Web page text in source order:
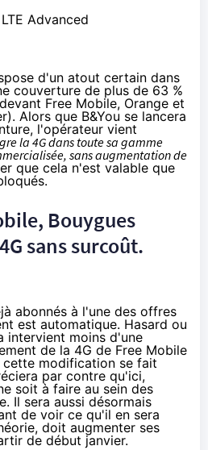
d'un atout certain dans
couverture de plus de 63 %
Free Mobile, Orange et
). Alors que B&You se lancera
l'opérateur vient
la 4G dans toute sa gamme
sans augmentation de
que cela n'est valable que
Bouygues
sans surcoût.
abonnés à l'une des offres
est automatique. Hasard ou
intervient moins d'une
de la 4G de Free Mobile
cette modification se fait
par contre qu'ici,
soit à faire au sein des
Il sera aussi désormais
de voir ce qu'il en sera
doit augmenter ses
de début janvier.